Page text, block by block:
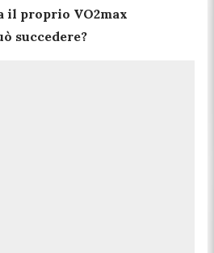
il proprio VO2max
succedere?